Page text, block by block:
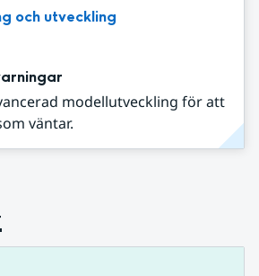
och utveckling
modellutveckling för att
väntar.